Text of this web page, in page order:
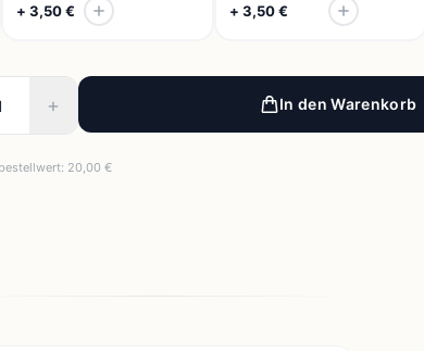
+ 3,50 € + 3,50 €
+ In den Warenkorb
20,00 €